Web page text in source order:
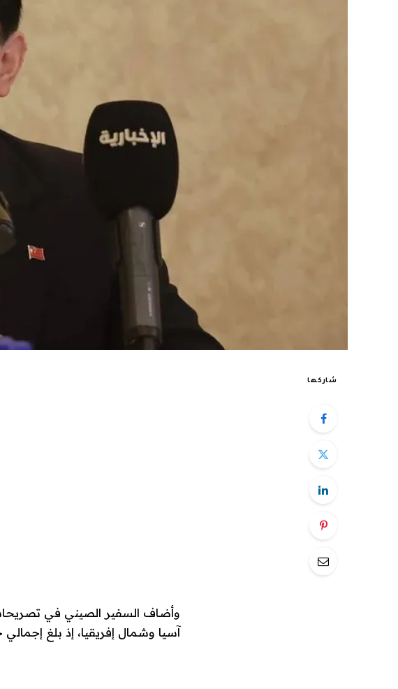
شاركها
وأضاف السفير الصيني في
آسيا وشمال إفريقيا، إذ بلغ إجمالي حجم التجارة